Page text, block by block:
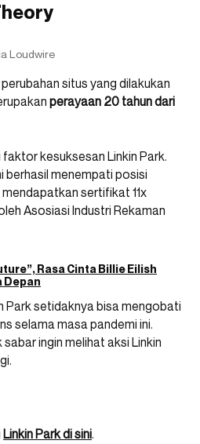
Loudwire
perubahan situs yang dilakukan
perayaan 20 tahun dari
kesuksesan Linkin Park.
berhasil menempati posisi
sertifikat 11x
Asosiasi Industri Rekaman
Rasa Cinta Billie Eilish
Depan
Park setidaknya bisa mengobati
selama masa pandemi ini.
ingin melihat aksi Linkin
Linkin Park di sini.